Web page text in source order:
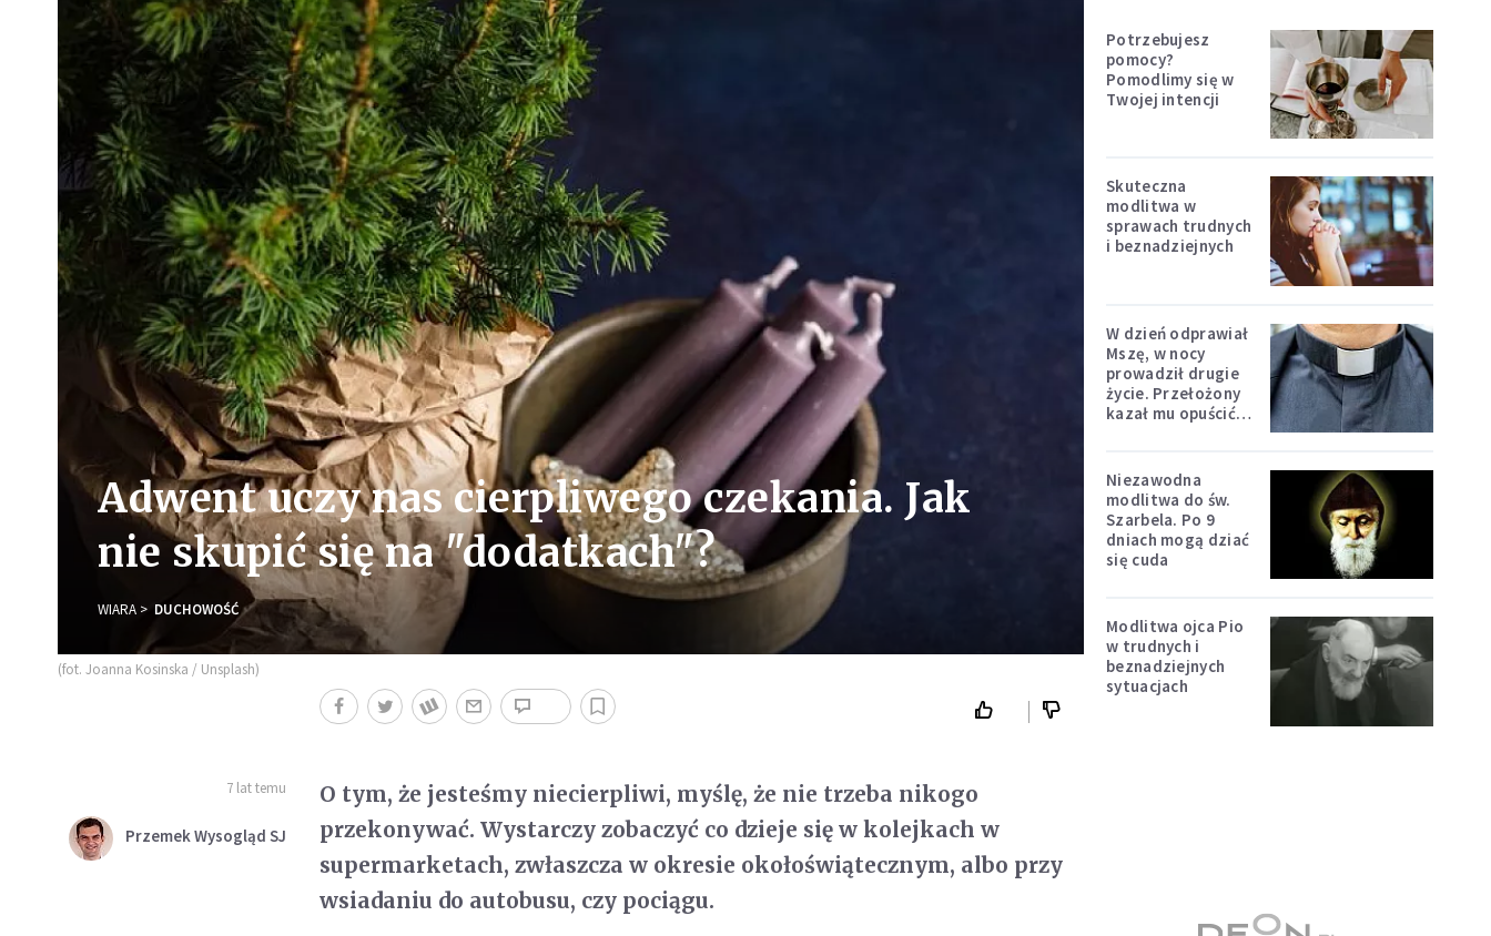
Adwent uczy nas cierpliwego czekania. Jak
nie skupić się na "dodatkach"?
WIARA DUCHOWOŚĆ
(fot. Joanna Kosinska / Unsplash)
7 lat temu
Przemek Wysogląd SJ
O tym, że jesteśmy niecierpliwi, myślę, że nie trzeba nikogo
przekonywać. Wystarczy zobaczyć co dzieje się w kolejkach w
supermarketach, zwłaszcza w okresie okołoświątecznym, albo przy
wsiadaniu do autobusu, czy pociągu.
Potrzebujesz
pomocy?
Pomodlimy się w
Twojej intencji
Skuteczna
modlitwa w
sprawach trudnych
i beznadziejnych
W dzień odprawiał
Mszę, w nocy
prowadził drugie
życie. Przełożony
kazał mu opuścić
Niezawodna
modlitwa do św.
Szarbela. Po 9
dniach mogą dziać
się cuda
Modlitwa ojca Pio
w trudnych i
beznadziejnych
sytuacjach